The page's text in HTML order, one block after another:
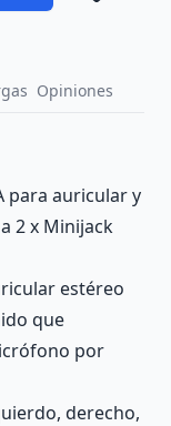
Opiniones
para auricular y
2 x Minijack
estéreo
que
por
derecho,